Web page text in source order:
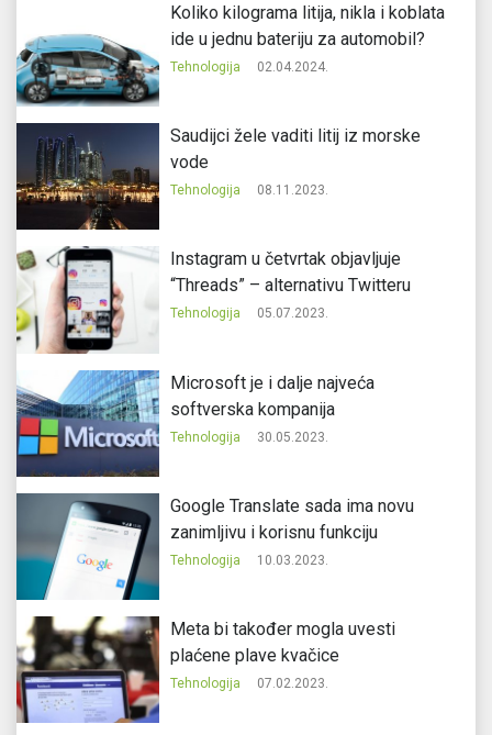
Koliko kilograma litija, nikla i koblata
ide u jednu bateriju za automobil?
Tehnologija 02.04.2024.
Saudijci žele vaditi litij iz morske
vode
Tehnologija 08.11.2023.
Instagram u četvrtak objavljuje
“Threads” – alternativu Twitteru
Tehnologija 05.07.2023.
Microsoft je i dalje najveća
softverska kompanija
Tehnologija 30.05.2023.
Google Translate sada ima novu
zanimljivu i korisnu funkciju
Tehnologija 10.03.2023.
Meta bi također mogla uvesti
plaćene plave kvačice
Tehnologija 07.02.2023.